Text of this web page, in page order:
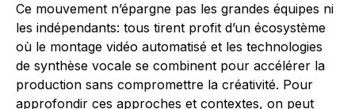
Ce mouvement n’épargne pas les grandes équipes ni
les indépendants: tous tirent profit d’un écosystème
où le montage vidéo automatisé et les technologies
de synthèse vocale se combinent pour accélérer la
production sans compromettre la créativité. Pour
approfondir ces approches et contextes, on peut